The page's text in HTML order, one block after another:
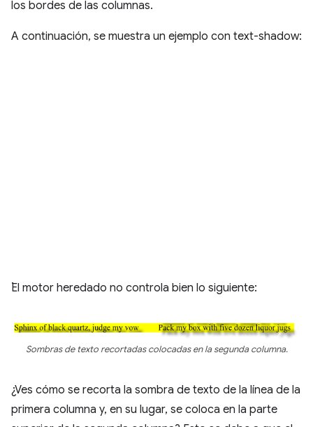
los bordes de las columnas.
A continuación, se muestra un ejemplo con text-shadow:
.
El motor heredado no controla bien lo siguiente:
Sombras de texto recortadas colocadas en la segunda columna.
¿Ves cómo se recorta la sombra de texto de la línea de la
primera columna y, en su lugar, se coloca en la parte